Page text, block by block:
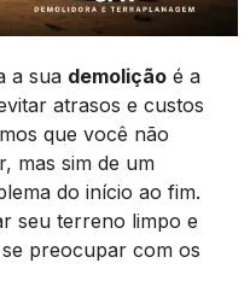
a sua demolição é a
atrasos e custos
que você não
mas sim de um
do início ao fim.
seu terreno limpo e
preocupar com os